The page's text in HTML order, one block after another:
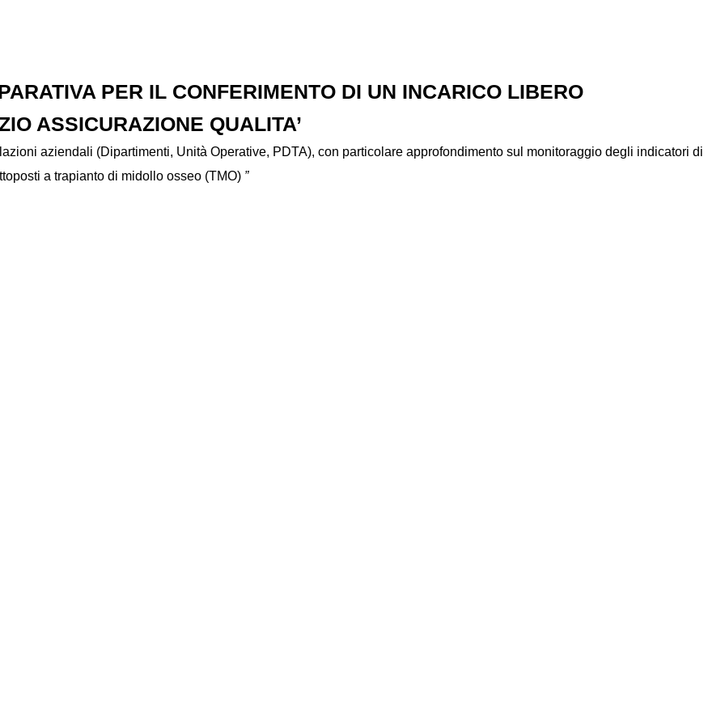
PER IL CONFERIMENTO DI UN INCARICO LIBERO
ASSICURAZIONE QUALITA’
aziendali (Dipartimenti, Unità Operative, PDTA), con particolare approfondimento sul monitoraggio degli indicatori di
a trapianto di midollo osseo (TMO) ”